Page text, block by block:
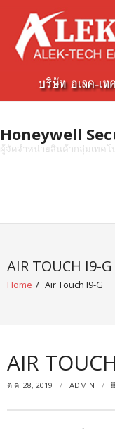
content
Honeywell
ผู้จัดจำหน่ายสินค้ากลุ่มเทคโ
AIR TOUCH I9-G
Home / Air Touch I9-G
AIR
ต.ค. 28, 2019 ADMIN